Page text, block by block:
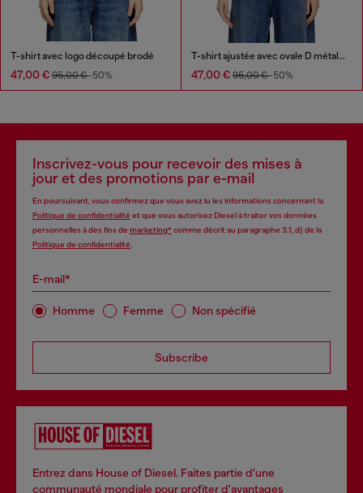
T-shirt avec logo découpé brodé
47,00 € 95,00 €-50%
T-shirt ajustée avec ovale D métallique
47,00 € 95,00 €-50%
Inscrivez-vous pour recevoir des mises à
jour et des promotions par e-mail
En poursuivant, vous confirmez que vous avez lu les informations concernant la
Politique de confidentialité et que vous autorisez Diesel à traiter vos données
personnelles à des fins de marketing*comme décrit au paragraphe 3.1, d) de la
Politique de confidentialité
E-mail*
Homme Femme Non spécifié
Subscribe
Entrez dans House of Diesel. Faites partie d'une
communauté mondiale pour profiter d'avantages